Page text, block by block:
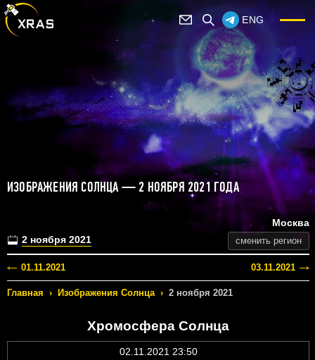
ENG
ИЗОБРАЖЕНИЯ СОЛНЦА — 2 НОЯБРЯ 2021 ГОДА
2 ноября 2021
Москва
сменить регион
01.11.2021 03.11.2021
Главная › Изображения Солнца › 2 ноября 2021
Хромосфера Солнца
02.11.2021 23:50